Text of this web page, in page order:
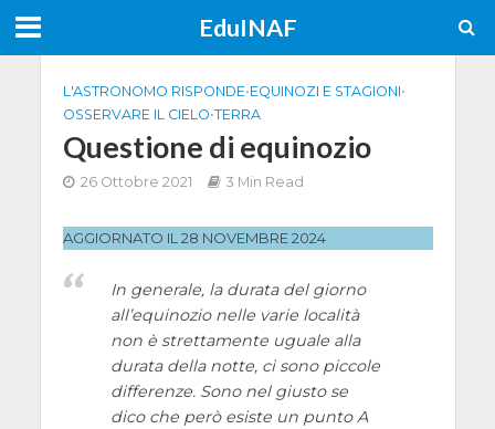
EduINAF
L'ASTRONOMO RISPONDE•EQUINOZI E STAGIONI•
OSSERVARE IL CIELO•TERRA
Questione di equinozio
26 Ottobre 2021 3 Min Read
AGGIORNATO IL 28 NOVEMBRE 2024
In generale, la durata del giorno
all’equinozio nelle varie località
non è strettamente uguale alla
durata della notte, ci sono piccole
differenze. Sono nel giusto se
dico che però esiste un punto A